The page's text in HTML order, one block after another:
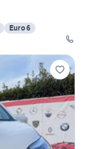
Euro 6